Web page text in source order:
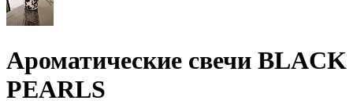
Ароматические свечи BLACK
PEARLS